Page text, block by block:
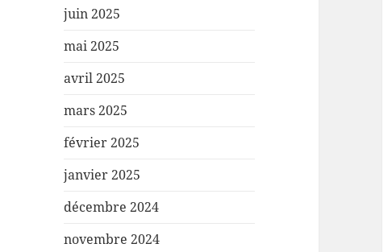
juin 2025
mai 2025
avril 2025
mars 2025
février 2025
janvier 2025
décembre 2024
novembre 2024